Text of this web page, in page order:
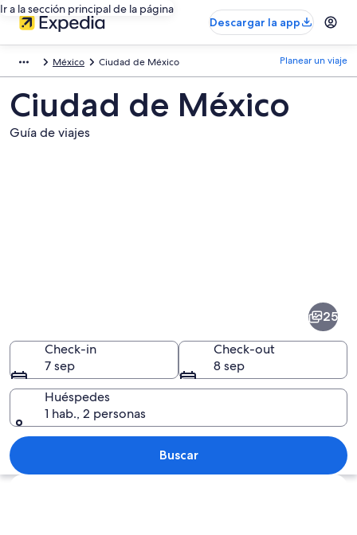
Ir a la sección principal de la página
Descargar la app
México Ciudad de México Planear un viaje
Ciudad de México
Guía de viajes
México
Una calle animada con edificios
25
Check-in
7 sep
Check-out
8 sep
Huéspedes
1 hab., 2 personas
Buscar
Explorar mapa